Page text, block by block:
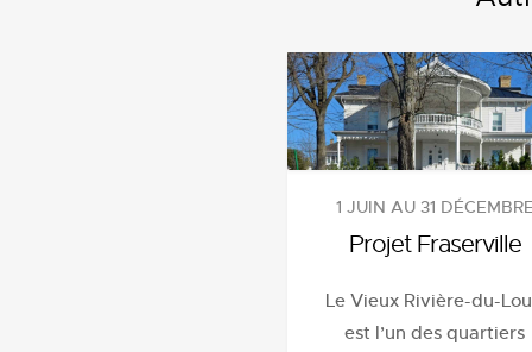
1 JUIN AU 31
Projet Fraserville
Le Vieux Rivière-du-
est l’un des quartiers